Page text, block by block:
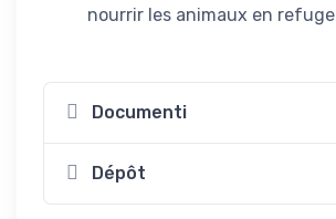
nourrir les animaux en refuge
Documenti
Dépôt